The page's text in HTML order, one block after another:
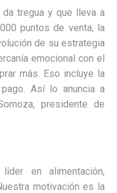
tregua y que lleva a
puntos de venta, la
de su estrategia
emocional con el
más. Eso incluye la
Así lo anuncia a
presidente de
en alimentación,
motivación es la